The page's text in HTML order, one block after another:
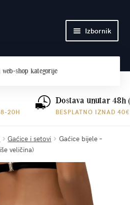
Izbornik
web-shop kategorije
8-20H
Dostava unutar 48h
BESPLATNO IZNAD 40€
Gaćice i setovi
Gaćice bijele –
veličina)